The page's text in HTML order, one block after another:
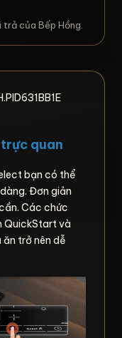
của Bếp Hồng.
quan
bạn có thể
Đơn giản
Các chức
QuickStart và
ăn trở nên dễ